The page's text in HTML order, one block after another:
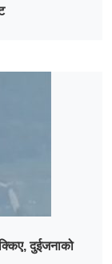
दुईजनाको